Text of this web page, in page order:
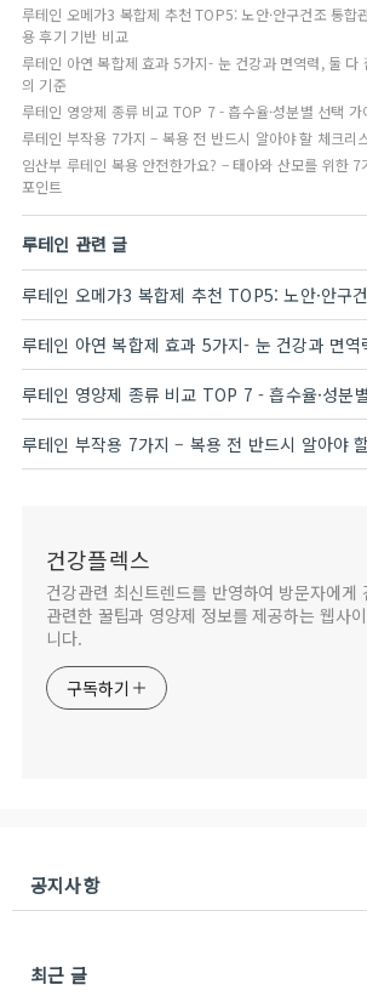
루테인 오메가3 복합제 추천 TOP5: 노안·안구건조 통합
용 후기 기반 비교
루테인 아연 복합제 효과 5가지- 눈 건강과 면역력, 둘 다
의 기준
루테인 영양제 종류 비교 TOP 7 - 흡수율·성분별 선택 가
루테인 부작용 7가지 – 복용 전 반드시 알아야 할 체크리
임산부 루테인 복용 안전한가요? – 태아와 산모를 위한 7
포인트
루테인 관련 글
건강플렉스
건강관련 최신트렌드를 반영하여 방문자에게
관련한 꿀팁과 영양제 정보를 제공하는 웹사
니다.
구독하기
공지사항
최근 글